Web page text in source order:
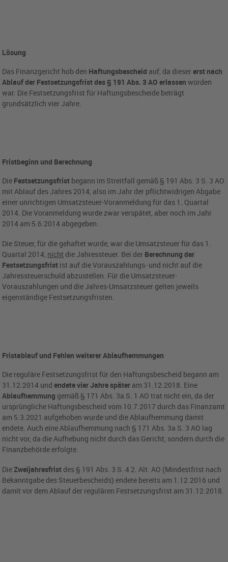
Lösung
Das Finanzgericht hob den Haftungsbescheid auf, da diesererst nach
Ablauf der Festsetzungsfrist des § 191 Abs. 3 AO erlassenworden
war. Die Festsetzungsfrist für Haftungsbescheide beträgt
grundsätzlich vier Jahre.
Fristbeginn und Berechnung
Die Festsetzungsfrist begann im Streitfall gemäß § 191 Abs. 3 S. 3 AO
mit Ablauf des Jahres 2014, also im Jahr der pflichtwidrigen Abgabe
einer unrichtigen Umsatzsteuer-Voranmeldung für das 1. Quartal
2014. Die Voranmeldung wurde zwar verspätet, aber noch im Jahr
2014 am 5.6.2014 abgegeben.
Die Steuer, für die gehaftet wurde, war die Umsatzsteuer für das 1.
Quartal 2014, nicht die Jahressteuer. Bei der Berechnung der
Festsetzungsfrist ist auf die Vorauszahlungs- und nicht auf die
Jahressteuerschuld abzustellen. Für die Umsatzsteuer-
Vorauszahlungen und die Jahres-Umsatzsteuer gelten jeweils
eigenständige Festsetzungsfristen.
Fristablauf und Fehlen weiterer Ablaufhemmungen
Die reguläre Festsetzungsfrist für den Haftungsbescheid begann am
31.12.2014 undendete vier Jahre später am 31.12.2018. Eine
Ablaufhemmung gemäß § 171 Abs. 3a S. 1 AO trat nicht ein, da der
ursprüngliche Haftungsbescheid vom 10.7.2017 durch das Finanzamt
am 5.3.2021 aufgehoben wurde und die Ablaufhemmung damit
endete. Auch eine Ablaufhemmung nach § 171 Abs. 3a S. 3 AO lag
nicht vor, da die Aufhebung nicht durch das Gericht, sondern durch die
Finanzbehörde erfolgte.
DieZweijahresfrist des § 191 Abs. 3 S. 4 2. Alt. AO (Mindestfrist nach
Bekanntgabe des Steuerbescheids) endete bereits am 1.12.2016 und
damit vor dem Ablauf der regulären Festsetzungsfrist am 31.12.2018.